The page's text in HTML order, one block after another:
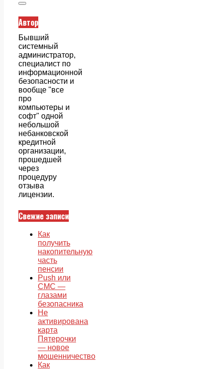
Автор
Бывший
системный
администратор,
специалист по
информационной
безопасности и
вообще "все
про
компьютеры и
софт" одной
небольшой
небанковской
кредитной
организации,
прошедшей
через
процедуру
отзыва
лицензии.
Свежие записи
Как
получить
накопительную
часть
пенсии
Push или
СМС —
глазами
безопасника
Не
активирована
карта
Пятерочки
— новое
мошенничество
Как